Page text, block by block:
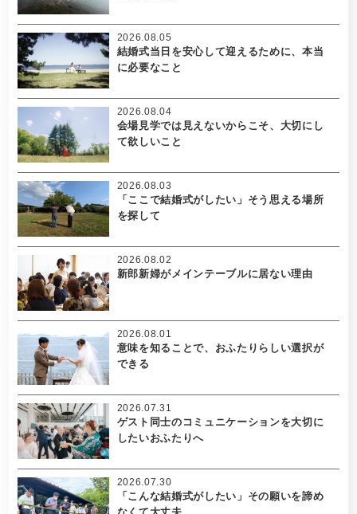
結婚式当日を安心して迎えるために、本当
に必要なこと
2026.08.05
会場見学では見えないからこそ、大切にし
て欲しいこと
2026.08.04
「ここで結婚式がしたい」そう思える場所
を探して
2026.08.03
新郎新婦がメインテーブルに居ない理由
2026.08.02
意味を知ることで、おふたりらしい選択が
できる
2026.08.01
ゲスト同士のコミュニケーションを大切に
したいおふたりへ
2026.07.31
「こんな結婚式がしたい」その願いを諦め
2026.07.30